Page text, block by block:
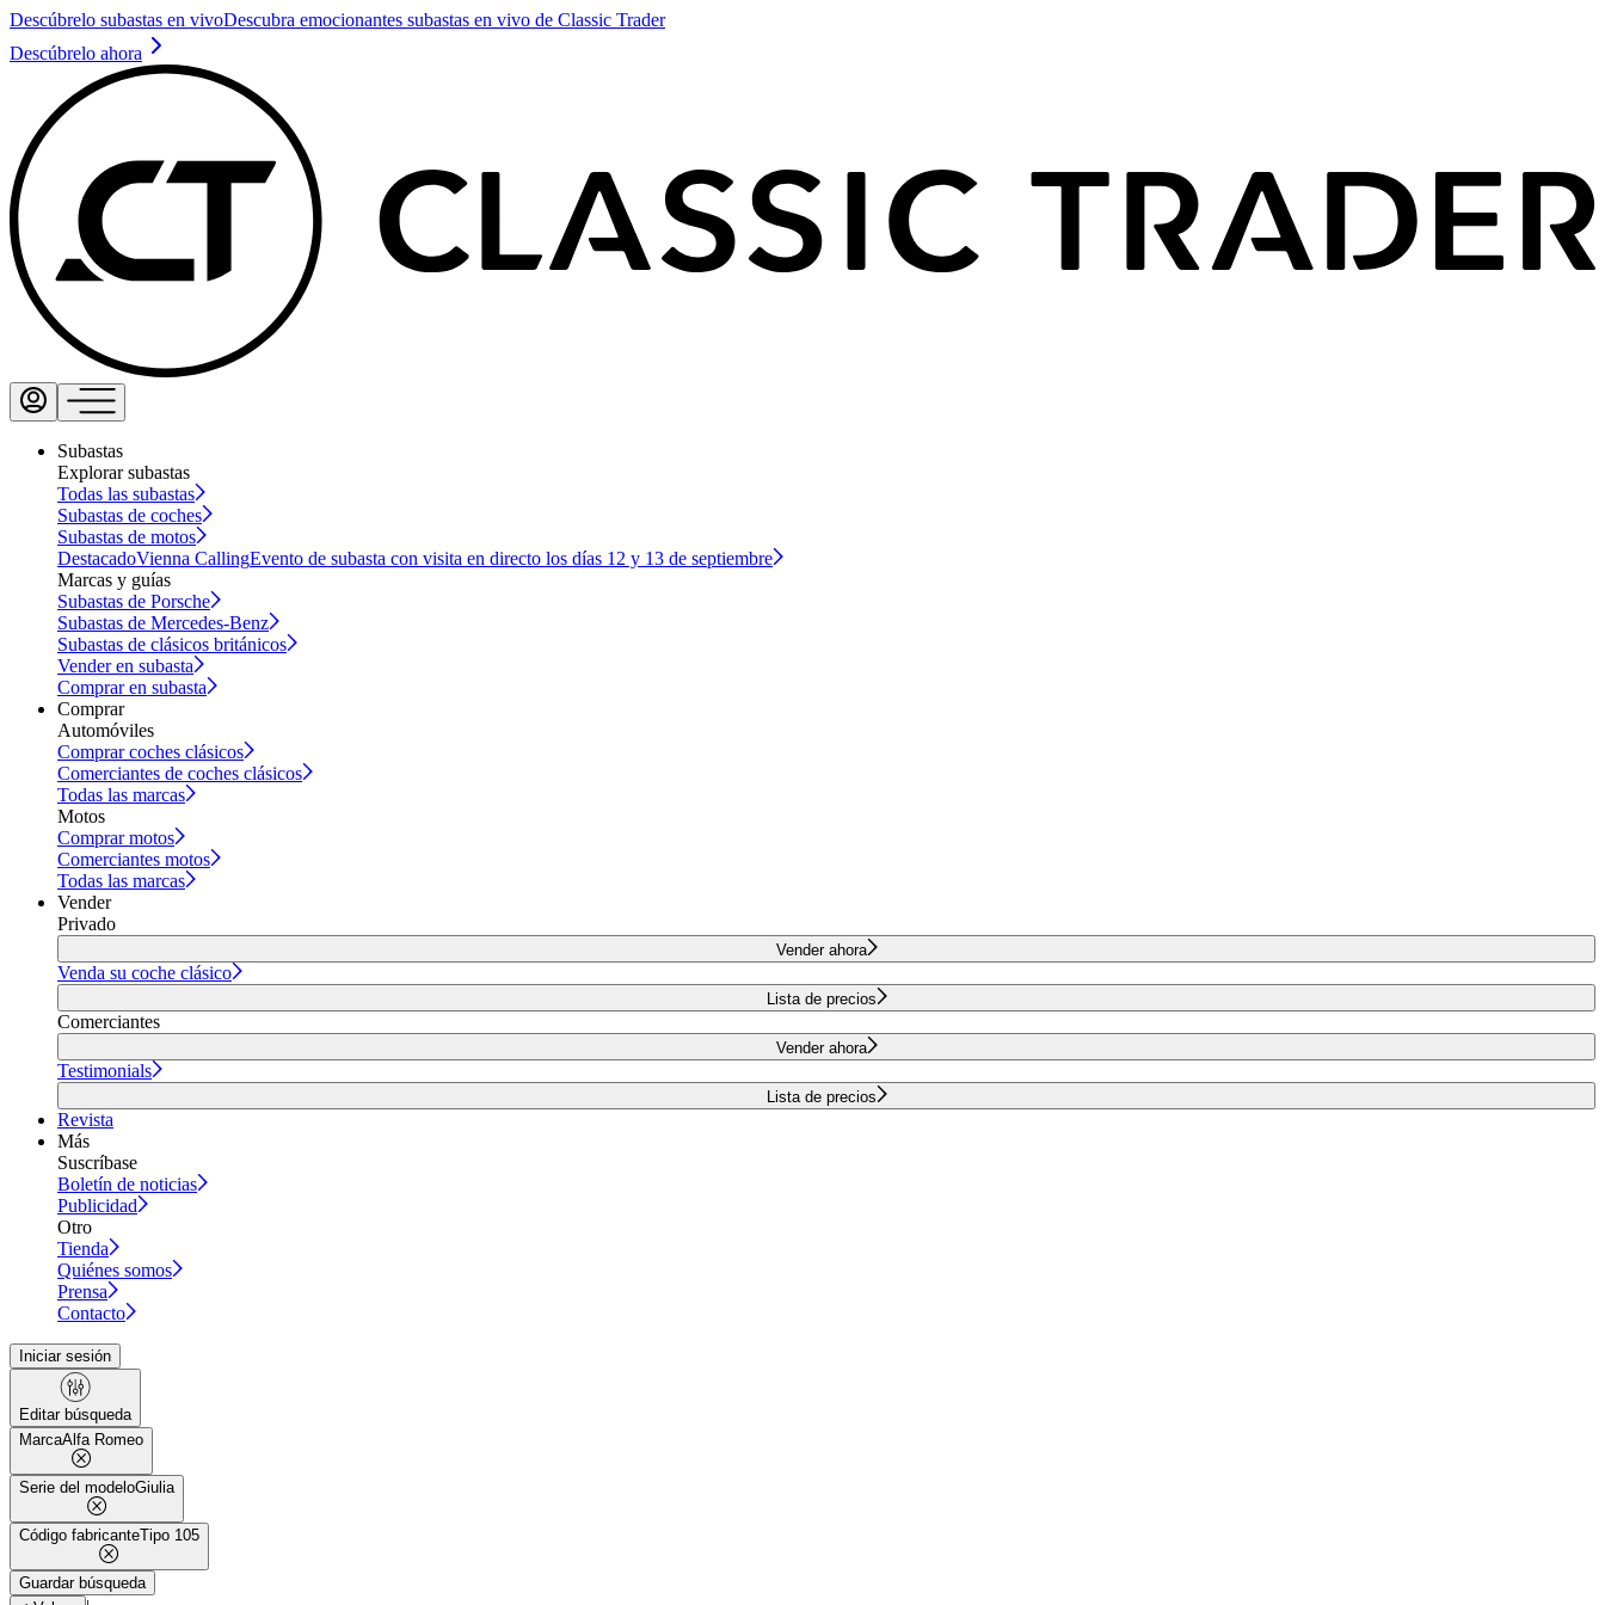
Descúbrelo subastas en vivoDescubra emocionantes subastas en vivo de Classic Trader
Descúbrelo ahora
Subastas
Explorar subastas
Todas las subastas
Subastas de coches
Subastas de motos
DestacadoVienna CallingEvento de subasta con visita en directo los días 12 y 13 de septiembre
Marcas y guías
Subastas de Porsche
Subastas de Mercedes-Benz
Subastas de clásicos británicos
Vender en subasta
Comprar en subasta
Comprar
Automóviles
Comprar coches clásicos
Comerciantes de coches clásicos
Todas las marcas
Motos
Comprar motos
Comerciantes motos
Todas las marcas
Vender
Privado
Vender ahora
Venda su coche clásico
Lista de precios
Comerciantes
Vender ahora
Testimonials
Lista de precios
Revista
Más
Suscríbase
Boletín de noticias
Publicidad
Otro
Tienda
Quiénes somos
Prensa
Contacto
Iniciar sesión
Editar búsqueda
MarcaAlfa Romeo
Serie del modeloGiulia
Código fabricanteTipo 105
Guardar búsqueda